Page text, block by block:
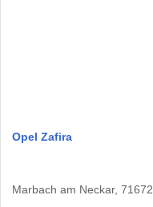
Opel Zafira
Marbach am Neckar, 71672